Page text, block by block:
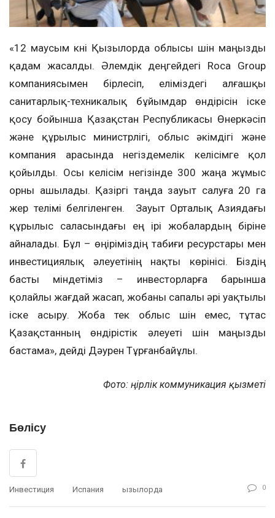
«12 маусым күні Қызылорда облысы үшін маңызды
қадам жасалды. Әлемдік деңгейдегі Roca Group
компаниясымен бірлесіп, еліміздегі алғашқы
санитарлық-техникалық бұйымдар өндірісін іске
қосу бойынша Қазақстан Республикасы Өнеркәсіп
және құрылыс министрлігі, облыс әкімдігі және
компания арасында негіздемелік келісімге қол
қойылды. Осы келісім негізінде 300 жаңа жұмыс
орны ашылады. Қазіргі таңда зауыт салуға 20 га
жер телімі белгіленген. Зауыт Орталық Азиядағы
құрылыс саласындағы ең ірі жобалардың біріне
айналады. Бұл – өңіріміздің табиғи ресурстары мен
инвестициялық әлеуетінің нақты көрінісі. Біздің
басты міндетіміз – инвесторларға барынша
қолайлы жағдай жасап, жобаны сапалы әрі уақтылы
іске асыру. Жоба тек облыс үшін емес, тұтас
Қазақстанның өндірістік әлеуеті үшін маңызды
бастама», дейді Дәурен Тұрғанбайұлы.
Фото: Өңірлік коммуникация қызметі
Бөлісу
Инвестиция Испания Қызылорда 0